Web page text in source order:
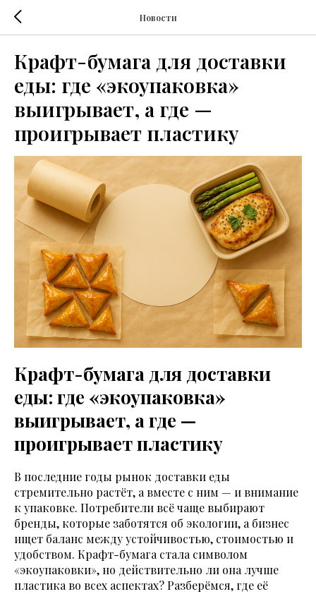
Новости
Крафт-бумага для доставки
еды: где «экоупаковка»
выигрывает, а где —
проигрывает пластику
Крафт-бумага для доставки
еды: где «экоупаковка»
выигрывает, а где —
проигрывает пластику
В последние годы рынок доставки еды
стремительно растёт, а вместе с ним — и внимание
к упаковке. Потребители всё чаще выбирают
бренды, которые заботятся об экологии, а бизнес
ищет баланс между устойчивостью, стоимостью и
удобством. Крафт-бумага стала символом
«экоупаковки», но действительно ли она лучше
пластика во всех аспектах? Разберёмся, где её